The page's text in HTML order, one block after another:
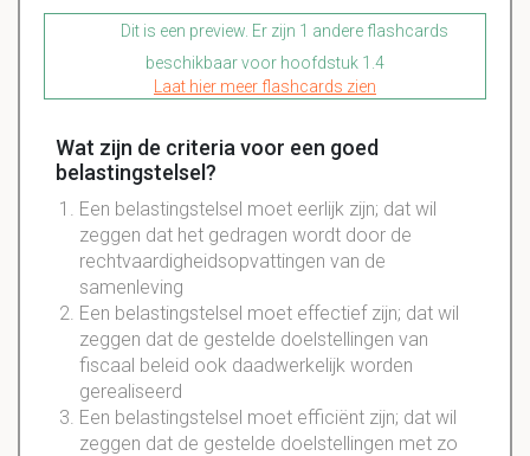
Dit is een preview. Er zijn 1 andere flashcards
beschikbaar voor hoofdstuk 1.4
Laat hier meer flashcards zien
Wat zijn de criteria voor een goed
belastingstelsel?
Een belastingstelsel moet eerlijk zijn; dat wil
zeggen dat het gedragen wordt door de
rechtvaardigheidsopvattingen van de
samenleving
Een belastingstelsel moet effectief zijn; dat wil
zeggen dat de gestelde doelstellingen van
fiscaal beleid ook daadwerkelijk worden
gerealiseerd
Een belastingstelsel moet efficiënt zijn; dat wil
zeggen dat de gestelde doelstellingen met zo